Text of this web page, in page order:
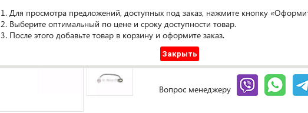
Доступен под заказ
Сравнить
Вопрос менеджеру
1. Для просмотра предложений, доступных под заказ, нажмите кнопку
2. Выберите оптимальный по цене и сроку доступности товар.
3. После этого добавьте товар в корзину и оформите заказ.
Закрыть